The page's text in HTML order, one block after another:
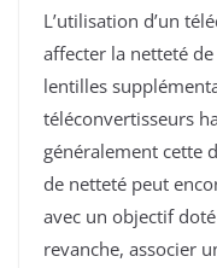
L’utilisation d’un
affecter la netteté de
lentilles
téléconvertisseurs
généralement cette
de netteté peut
avec un objectif
revanche, associer